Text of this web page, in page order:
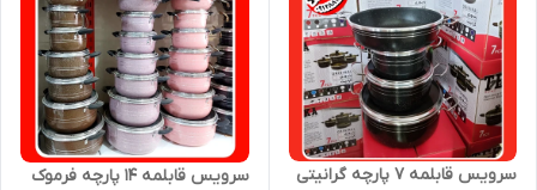
سرویس قابلمه ۷ پارچه گرانیتی
سرویس قابلمه ۱۴ پارچه فرموک